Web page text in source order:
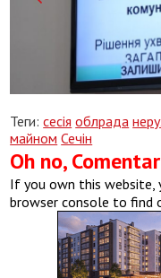
Теги:сесія облрада
майном Сечін
Oh no,
If you own this
browser console to find